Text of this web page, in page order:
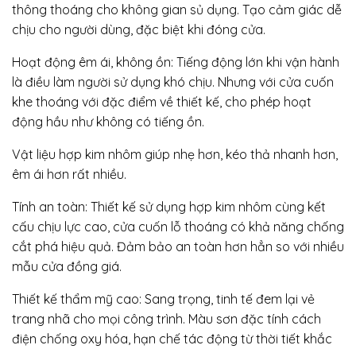
thông thoáng cho không gian sủ dụng. Tạo cảm giác dễ
chịu cho người dùng, đặc biệt khi đóng cửa.
Hoạt động êm ái, không ồn: Tiếng động lớn khi vận hành
là điều làm người sử dụng khó chịu. Nhưng với cửa cuốn
khe thoáng với đặc điểm về thiết kế, cho phép hoạt
động hầu như không có tiếng ồn.
Vật liệu hợp kim nhôm giúp nhẹ hơn, kéo thả nhanh hơn,
êm ái hơn rất nhiều.
Tính an toàn: Thiết kế sử dụng hợp kim nhôm cùng kết
cấu chịu lực cao, cửa cuốn lỗ thoáng có khả năng chống
cắt phá hiệu quả. Đảm bảo an toàn hơn hẳn so với nhiều
mẫu cửa đồng giá.
Thiết kế thẩm mỹ cao: Sang trọng, tinh tế đem lại vẻ
trang nhã cho mọi công trình. Màu sơn đặc tính cách
điện chống oxy hóa, hạn chế tác động từ thời tiết khắc